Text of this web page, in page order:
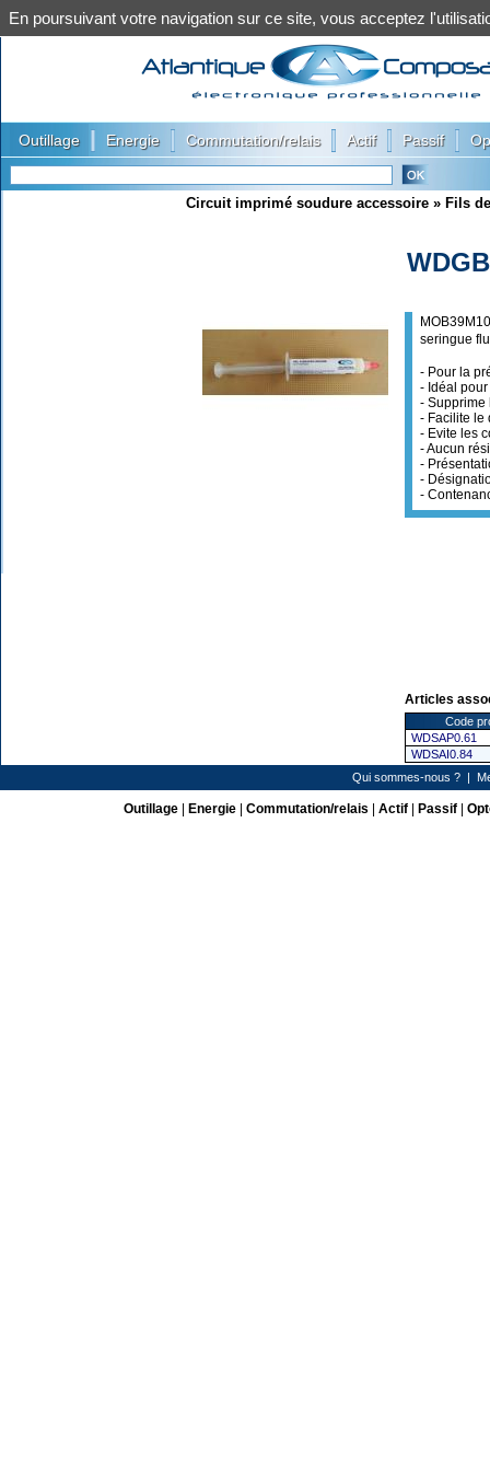
Outillage Energie Commutation/relais Actif Passif
Circuit imprimé soudure accessoire » Fils
seringue
- Pour la
- Idéal
- Supprime
- Facilite le
- Evite les
- Aucun
-
-
-
Articles
Code
WDSAP0.61
WDSAI0.84
Qui sommes-nous ? |
Outillage| Energie| Commutation/relais Actif| Passif|
En poursuivant votre navigation sur ce site, vous acceptez